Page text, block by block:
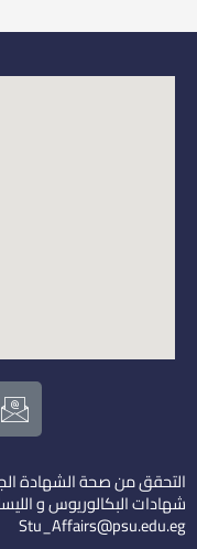
I
c
o
n
-
e
التحقق من صحة الشهادة
شهادات البكالوريوس و
Stu_Affairs@psu.edu.eg